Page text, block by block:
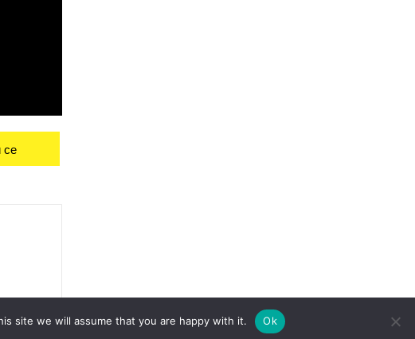
се
site we will assume that you are happy with it. Ok